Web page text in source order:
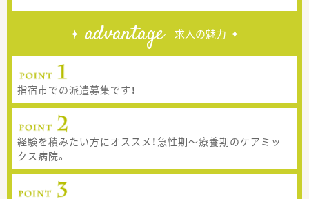
advantage 求人の魅力
指宿市での派遣募集です！
経験を積みたい方にオススメ！急性期～療養期のケアミッ
クス病院。